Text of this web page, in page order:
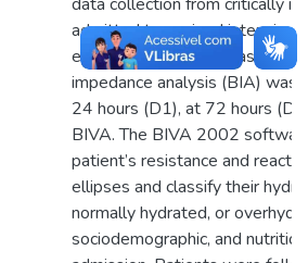
admitted to a mixed intensive
expected stay of at least 72
impedance analysis (BIA)
24 hours (D1), at 72 hours
BIVA. The BIVA 2002
patient’s resistance and
ellipses and classify their
normally hydrated, or
sociodemographic, and